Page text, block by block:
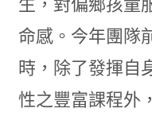
生，對偏鄉孩童
命感。今年團隊
時，除了發揮自
性之豐富課程外